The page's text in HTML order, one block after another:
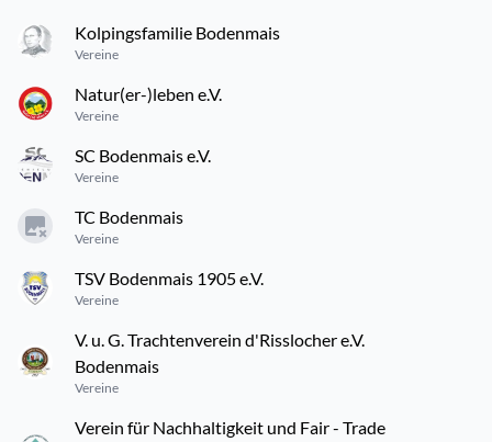
Kolpingsfamilie Bodenmais
Vereine
Natur(er-)leben e.V.
Vereine
SC Bodenmais e.V.
Vereine
TC Bodenmais
Vereine
TSV Bodenmais 1905 e.V.
Vereine
V. u. G. Trachtenverein d'Risslocher e.V.
Bodenmais
Vereine
Verein für Nachhaltigkeit und Fair - Trade